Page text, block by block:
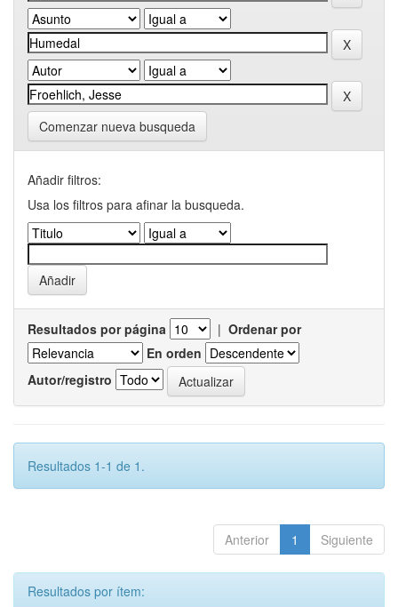
Comenzar nueva busqueda
Añadir filtros:
Usa los filtros para afinar la busqueda.
Resultados por página | Ordenar por
En orden
Autor/registro
Resultados 1-1 de 1.
Anterior 1 Siguiente
Resultados por ítem: